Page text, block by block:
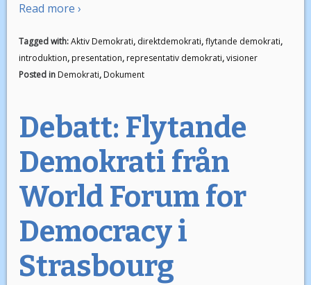
Read more ›
Tagged with:Aktiv Demokrati, direktdemokrati,flytande demokrati,
introduktion, presentation, representativ demokrati,visioner
Posted in Demokrati, Dokument
Debatt: Flytande
Demokrati från
World Forum for
Democracy i
Strasbourg